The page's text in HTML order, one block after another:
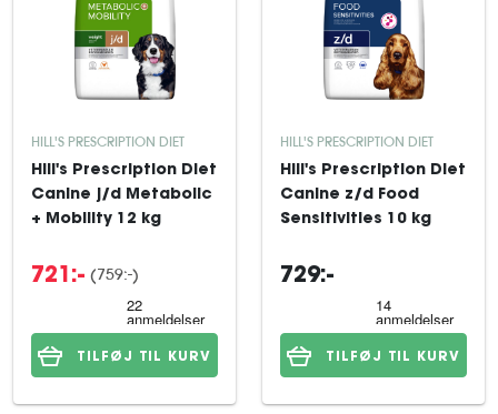
HILL'S PRESCRIPTION DIET
Hill's Prescription Diet
Canine j/d Metabolic
+ Mobility 12 kg
721:- (759:-)
TILFØJ TIL KURV
HILL'S PRESCRIPTION DIET
Hill's Prescription Diet
Canine z/d Food
Sensitivities 10 kg
729:-
TILFØJ TIL KURV